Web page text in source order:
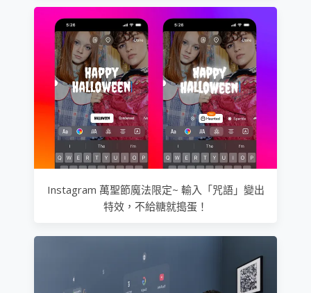
Instagram 萬聖節魔法限定~ 輸入「咒語」變出
特效，不給糖就搗蛋！